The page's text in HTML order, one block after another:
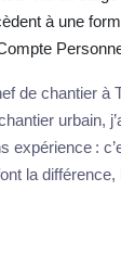
à une
de chantier à
urbain,
expérience :
la différence,